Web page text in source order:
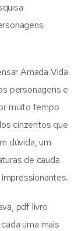
Amada Vida
personagens e
muito tempo
cinzentos que
dúvida, um
de cauda
pdf livro
uma mais